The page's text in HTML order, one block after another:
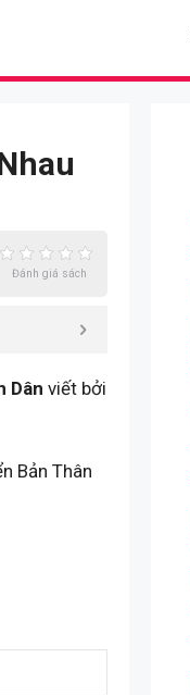
Đánh giá sách
Dân viết bởi
Bản Thân